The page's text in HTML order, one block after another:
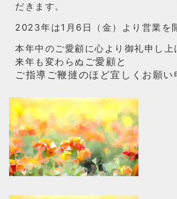
だきます。
2023年は1月6日（金）より営業を
本年中のご愛顧に心より御礼申し上
来年も変わらぬ ご愛顧と
ご指導ご鞭撻のほど宜しくお願い